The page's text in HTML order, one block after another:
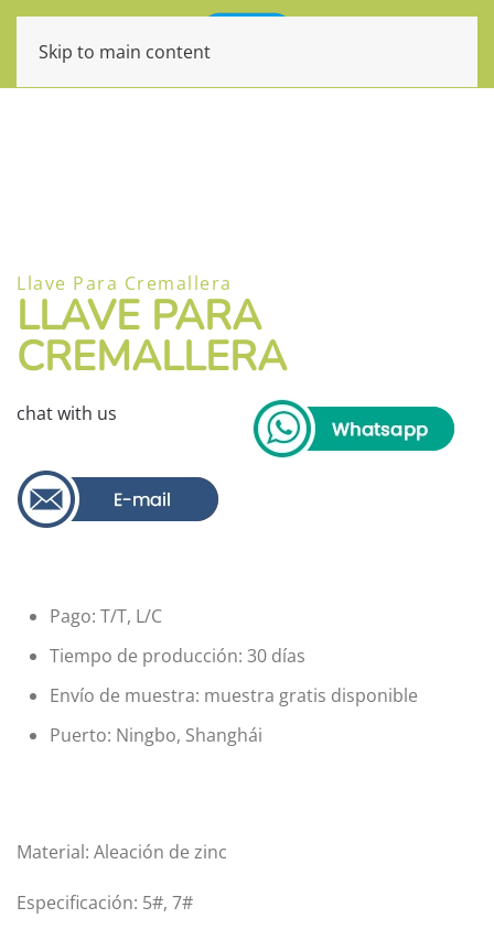
Skip to main content
Llave Para Cremallera
LLAVE PARA
CREMALLERA
chat with us
Pago: T/T, L/C
Tiempo de producción: 30 días
Envío de muestra: muestra gratis disponible
Puerto: Ningbo, Shanghái
Material: Aleación de zinc
Especificación: 5#, 7#